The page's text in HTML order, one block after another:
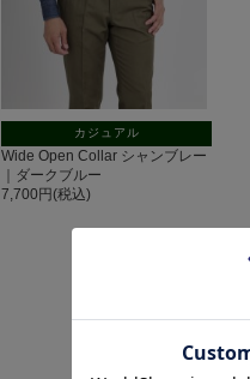
カジュアル
Wide Open Collar シャンブレー
｜ダークブルー
7,700円(税込)